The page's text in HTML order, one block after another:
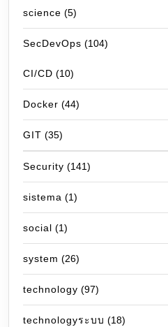
science (5)
SecDevOps (104)
CI/CD (10)
Docker (44)
GIT (35)
Security (141)
sistema (1)
social (1)
system (26)
technology (97)
technologyระบบ (18)